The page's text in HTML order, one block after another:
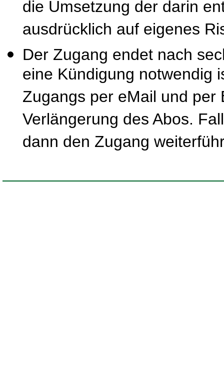
die Umsetzung der darin
ausdrücklich auf eigenes
Der Zugang endet nach
eine Kündigung notwendig
Zugangs per eMail und per
Verlängerung des Abos.
dann den Zugang